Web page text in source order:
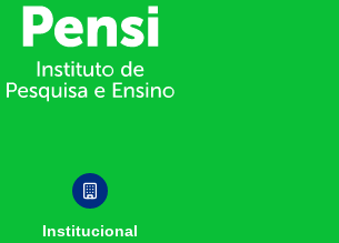
Institucional